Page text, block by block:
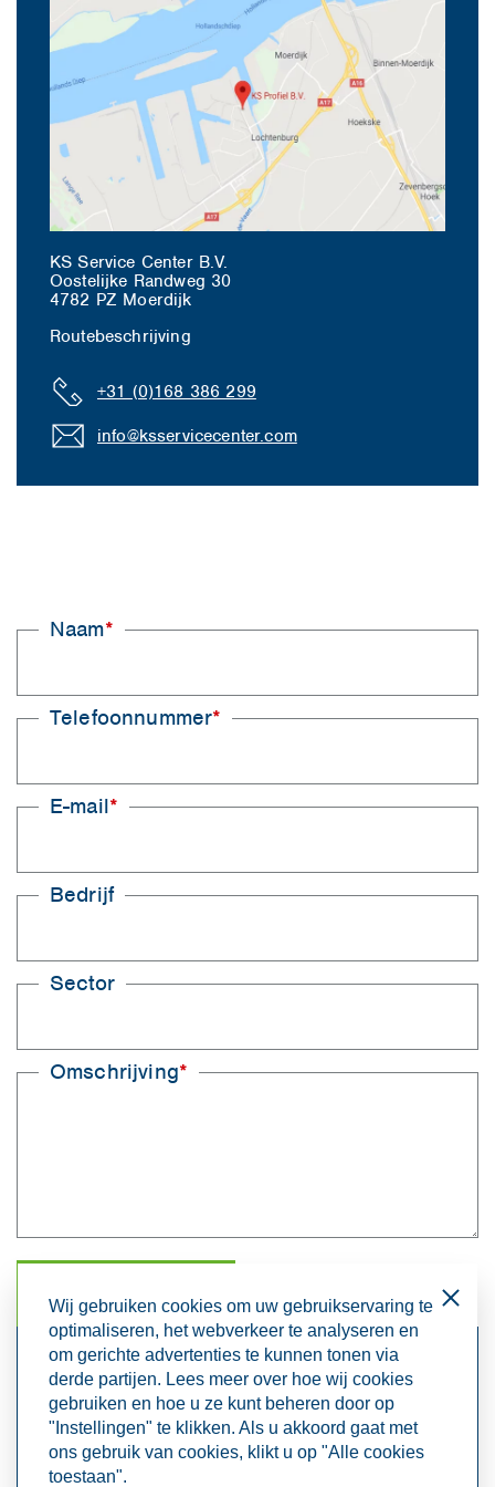
KS Service Center B.V.
Oostelijke Randweg 30
4782 PZ Moerdijk
Routebeschrijving
+31 (0)168 386 299
info@ksservicecenter.com
by
fax
Naam*
Telefoonnummer*
E-mail*
Bedrijf
Sector
Omschrijving*
KUNNEN WE U
HELPEN?
Wij gebruiken cookies om uw gebruikservaring te
optimaliseren, het webverkeer te analyseren en
om gerichte advertenties te kunnen tonen via
derde partijen. Lees meer over hoe wij cookies
gebruiken en hoe u ze kunt beheren door op
"Instellingen" te klikken. Als u akkoord gaat met
ons gebruik van cookies, klikt u op "Alle cookies
toestaan".
Sluiten